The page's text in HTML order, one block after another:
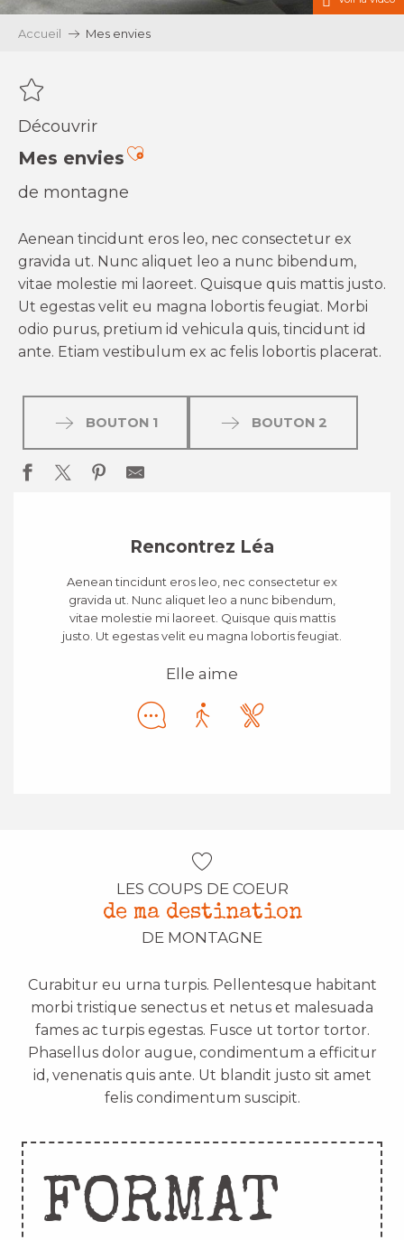
Accueil Mes envies
Découvrir
Mes enviesAjouter aux favoris
de montagne
Aenean tincidunt eros leo, nec consectetur ex
gravida ut. Nunc aliquet leo a nunc bibendum,
vitae molestie mi laoreet. Quisque quis mattis justo.
Ut egestas velit eu magna lobortis feugiat. Morbi
odio purus, pretium id vehicula quis, tincidunt id
ante. Etiam vestibulum ex ac felis lobortis placerat.
BOUTON 1 BOUTON 2
Rencontrez Léa
Aenean tincidunt eros leo, nec consectetur ex
gravida ut. Nunc aliquet leo a nunc bibendum,
vitae molestie mi laoreet. Quisque quis mattis
justo. Ut egestas velit eu magna lobortis feugiat.
Elle aime
LES COUPS DE COEUR
de ma destination
DE MONTAGNE
Curabitur eu urna turpis. Pellentesque habitant
morbi tristique senectus et netus et malesuada
fames ac turpis egestas. Fusce ut tortor tortor.
Phasellus dolor augue, condimentum a efficitur
id, venenatis quis ante. Ut blandit justo sit amet
felis condimentum suscipit.
FORMAT